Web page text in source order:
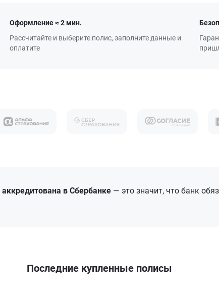
Оформление ≈ 2 мин.
Рассчитайте и выберите полис, заполните данные и
оплатите
аккредитована в Сбербанке — это значит, что банк
Последние купленные полисы